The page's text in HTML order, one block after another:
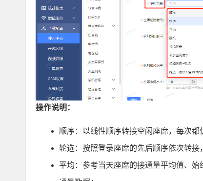
操作说明：
顺序：以线性顺序转接空闲座席，每次都
轮选：按照登录座席的先后顺序依次转接
平均：参考当天座席的接通量平均值、